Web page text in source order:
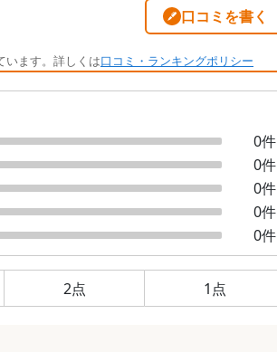
口コミを書く
います。詳しくは口コミ・ランキングポリシー
0件
0件
0件
0件
0件
2点 1 点